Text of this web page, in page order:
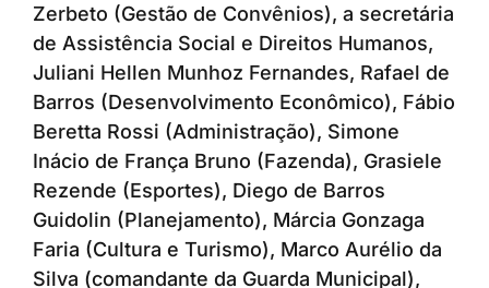
Zerbeto (Gestão de Convênios), a secretária
de Assistência Social e Direitos Humanos,
Juliani Hellen Munhoz Fernandes, Rafael de
Barros (Desenvolvimento Econômico), Fábio
Beretta Rossi (Administração), Simone
Inácio de França Bruno (Fazenda), Grasiele
Rezende (Esportes), Diego de Barros
Guidolin (Planejamento), Márcia Gonzaga
Faria (Cultura e Turismo), Marco Aurélio da
Silva (comandante da Guarda Municipal),